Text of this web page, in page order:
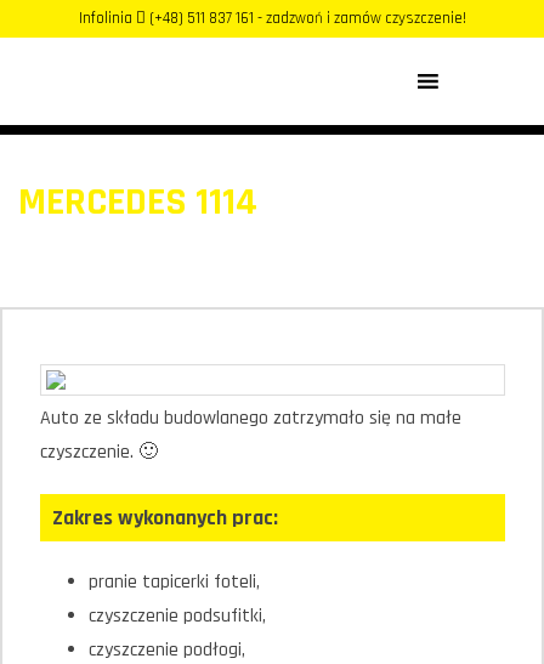
Infolinia (+48) 511 837 161 - zadzwoń i zamów czyszczenie!
MERCEDES 1114
Auto ze składu budowlanego zatrzymało się na małe
czyszczenie. 🙂
Zakres wykonanych prac:
pranie tapicerki foteli,
czyszczenie podsufitki,
czyszczenie podłogi,